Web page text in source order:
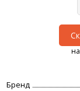
Бренд